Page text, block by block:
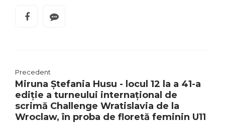
Precedent
Miruna Ștefania Husu - locul 12 la a 41-a
ediție a turneului internațional de
scrimă Challenge Wratislavia de la
Wroclaw, în proba de floretă feminin U11